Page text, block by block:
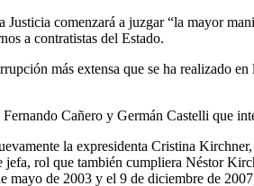
Justicia comenzará a juzgar “la mayor
a contratistas del Estado.
más extensa que se ha realizado
Cañero y Germán Castelli que
la expresidenta Cristina
rol que también cumpliera Néstor
mayo de 2003 y el 9 de diciembre de